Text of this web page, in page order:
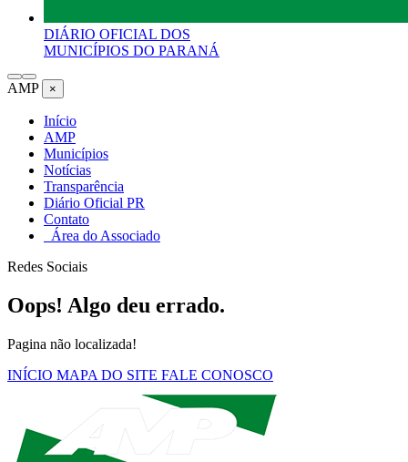
DIÁRIO OFICIAL DOS
MUNICÍPIOS DO PARANÁ
AMP ×
Início
AMP
Municípios
Notícias
Transparência
Diário Oficial PR
Contato
Área do Associado
Redes Sociais
Oops! Algo deu errado.
Pagina não localizada!
INÍCIO MAPA DO SITE FALE CONOSCO